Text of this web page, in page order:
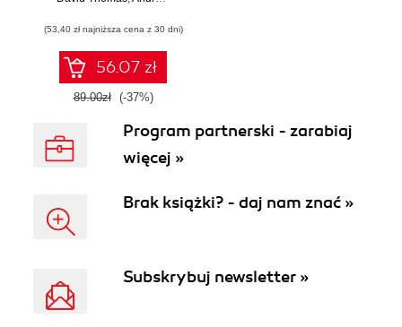
(53,40 zł najniższa cena z 30 dni)
56.07 zł
89.00zł (-37%)
Program partnerski - zarabiaj
więcej »
Brak książki? - daj nam znać »
Subskrybuj newsletter »